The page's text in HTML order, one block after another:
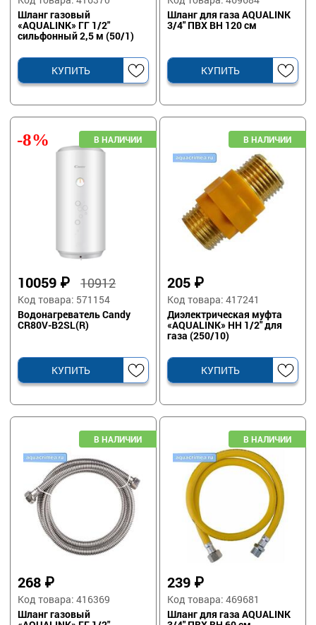
Шланг газовый
«AQUALINK» ГГ 1/2"
сильфонный 2,5 м (50/1)
КУПИТЬ
Шланг для газа AQUALINK
3/4" ПВХ ВН 120 см
КУПИТЬ
10059 ₽10912
Код товара: 571154
Водонагреватель Candy
CR80V-B2SL(R)
КУПИТЬ
-8%
205 ₽
Код товара: 417241
Диэлектрическая муфта
«AQUALINK» НН 1/2" для
газа (250/10)
КУПИТЬ
268 ₽
Код товара: 416369
Шланг газовый
239 ₽
Код товара: 469681
Шланг для газа AQUALINK